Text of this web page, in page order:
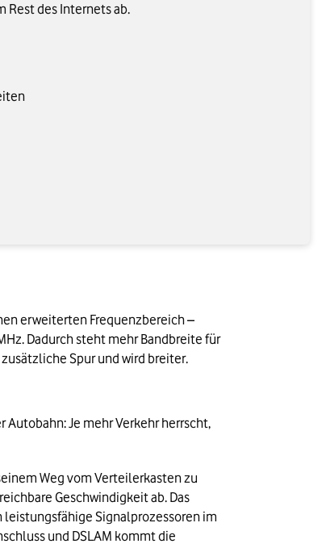
Rest des Internets ab.
erweiterten Frequenzbereich –
Dadurch steht mehr Bandbreite für
Spur und wird breiter.
Je mehr Verkehr herrscht,
Weg vom Verteilerkasten zu
Geschwindigkeit ab. Das
Signalprozessoren im
und DSLAM kommt die